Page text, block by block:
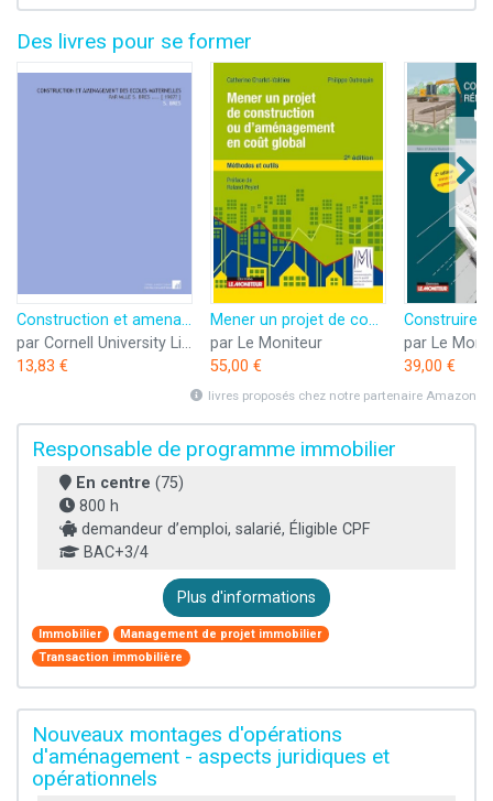
Des livres pour se former
Construction et amenagement des ecoles maternelles: par Mlle S. Bres .... [ 1907? ]
par Cornell University Library
13,83 €
Mener un projet de construction ou d'aménagement en coût global: Méthodes et outils
par Le Moniteur
55,00 €
par Le
39,00 €
livres proposés chez notre partenaire Amazon
Responsable de programme immobilier
En centre (75)
800 h
demandeur d’emploi, salarié, Éligible CPF
BAC+3/4
Plus d'informations
Immobilier
Management de projet immobilier
Transaction immobilière
Nouveaux montages d'opérations
d'aménagement - aspects juridiques et
opérationnels